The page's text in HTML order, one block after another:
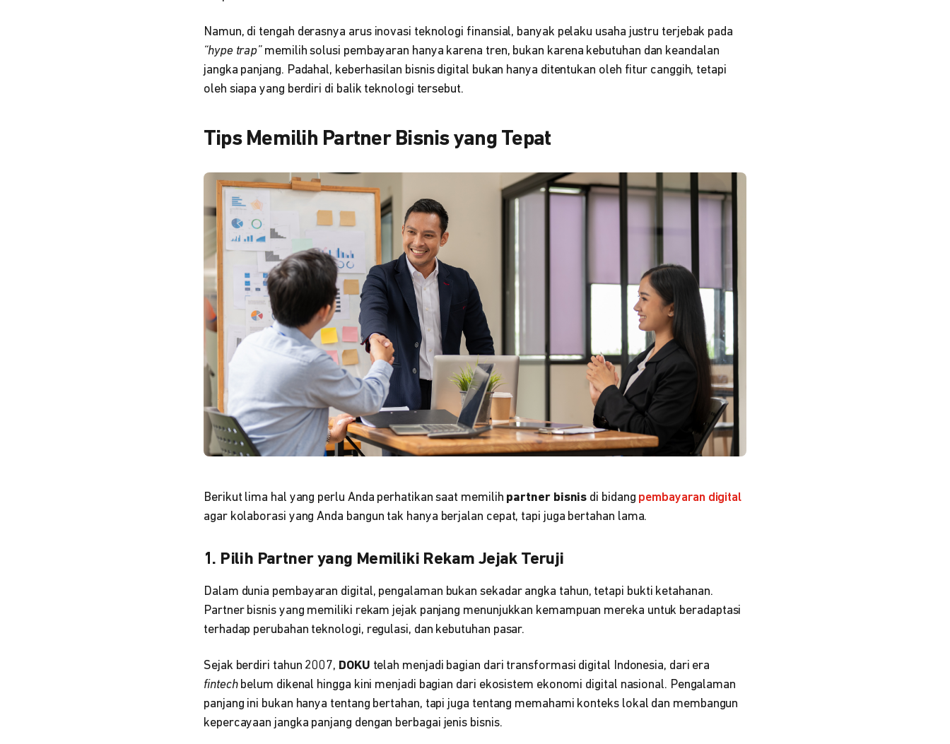
Namun, di tengah derasnya arus inovasi teknologi finansial, banyak pelaku usaha justru terjebak pada
“hype trap” memilih solusi pembayaran hanya karena tren, bukan karena kebutuhan dan keandalan
jangka panjang. Padahal, keberhasilan bisnis digital bukan hanya ditentukan oleh fitur canggih, tetapi
oleh siapa yang berdiri di balik teknologi tersebut.
Tips Memilih Partner Bisnis yang Tepat
Berikut lima hal yang perlu Anda perhatikan saat memilih partner bisnis di bidang pembayaran digital
agar kolaborasi yang Anda bangun tak hanya berjalan cepat, tapi juga bertahan lama.
1. Pilih Partner yang Memiliki Rekam Jejak Teruji
Dalam dunia pembayaran digital, pengalaman bukan sekadar angka tahun, tetapi bukti ketahanan.
Partner bisnis yang memiliki rekam jejak panjang menunjukkan kemampuan mereka untuk beradaptasi
terhadap perubahan teknologi, regulasi, dan kebutuhan pasar.
Sejak berdiri tahun 2007, DOKU telah menjadi bagian dari transformasi digital Indonesia, dari era
fintechbelum dikenal hingga kini menjadi bagian dari ekosistem ekonomi digital nasional. Pengalaman
panjang ini bukan hanya tentang bertahan, tapi juga tentang memahami konteks lokal dan membangun
kepercayaan jangka panjang dengan berbagai jenis bisnis.